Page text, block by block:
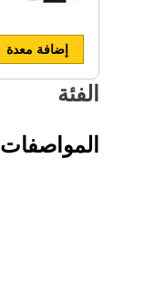
إضافة معدة
الفئة
المواصفات